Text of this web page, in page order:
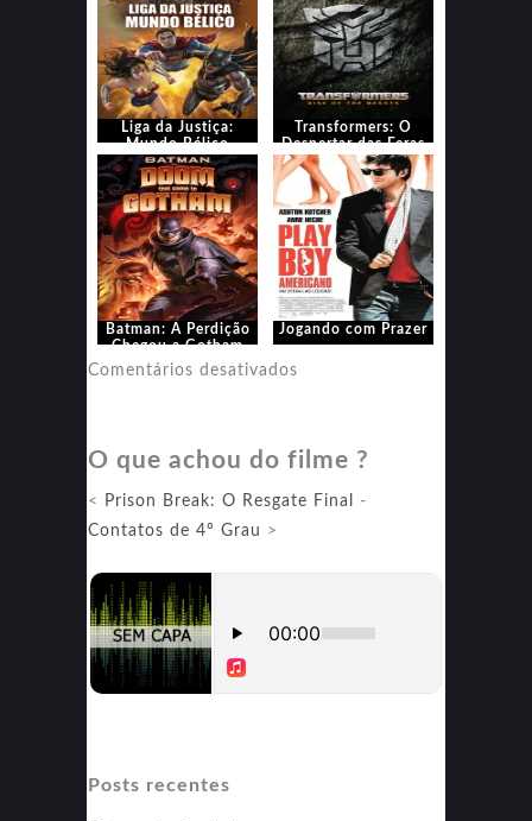
Liga da Justiça:
Mundo Bélico
Transformers: O
Despertar das Feras
Batman: A Perdição
Chegou a Gotham
Jogando com Prazer
Comentários desativados
Prazer
O que achou do filme ?
< Prison Break: O Resgate Final
-
Contatos de 4º Grau >
Posts recentes